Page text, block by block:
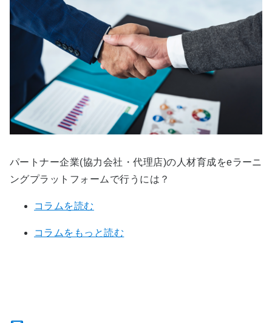
パートナー企業(協力会社・代理店)の人材育成をeラーニ
ングプラットフォームで行うには？
コラムを読む
コラムをもっと読む